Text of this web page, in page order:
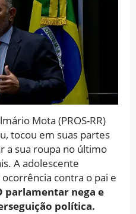
Mota (PROS-RR)
tocou em suas partes
a sua roupa no último
A adolescente
contra o pai e
parlamentar nega e
política.